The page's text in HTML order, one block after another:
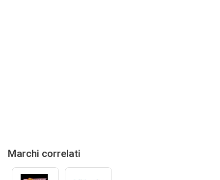
Marchi correlati